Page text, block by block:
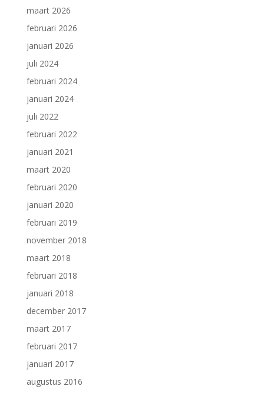
maart 2026
februari 2026
januari 2026
juli 2024
februari 2024
januari 2024
juli 2022
februari 2022
januari 2021
maart 2020
februari 2020
januari 2020
februari 2019
november 2018
maart 2018
februari 2018
januari 2018
december 2017
maart 2017
februari 2017
januari 2017
augustus 2016